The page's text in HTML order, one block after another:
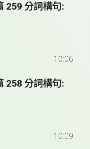
259 分詞構句:
10:06
258 分詞構句:
10:09